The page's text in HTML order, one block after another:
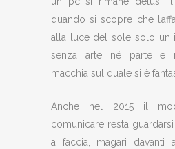
quando si scopre che
alla luce del sole solo un
senza arte né parte e
macchia sul quale si è
Anche nel 2015 il
comunicare resta
a faccia, magari